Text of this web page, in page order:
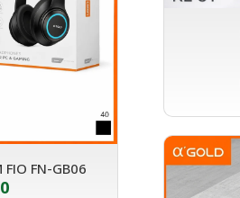
FIO FN-GB06